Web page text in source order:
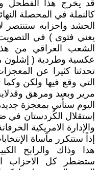
قد يخرج هذا الفطحل
كالنملة في المحصلة
الحشد واحزابه ستنتصر
يعني فتوى ) في
الشعب العراقي من
عكسية وطردية ( إشلون
تحدثنا كثيرا عن
التي وقع فيها ولكن
مرير وبعيد ومرهق
اليوم سنأتي بمعجزة
إستقلال الكُردستان في
والإدارة الامريكية
إذاً ستتكرر مآساة
هذا وذاك والرابح
ستضطر كل الاحزاب